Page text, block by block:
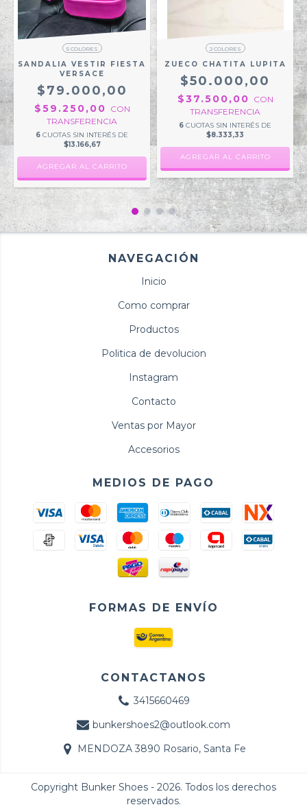
5 COLORES
SANDALIA VESTIR FIESTA
VERSACE
$79.000,00
$59.250,00 CON
TRANSFERENCIA
6 CUOTAS SIN INTERÉS DE
$13.166,67
AGREGAR AL CARRITO
2 COLORES
ZUECO CHATITA LUPITA
$50.000,00
$37.500,00 CON
TRANSFERENCIA
6 CUOTAS SIN INTERÉS DE
$8.333,33
AGREGAR AL CARRITO
NAVEGACIÓN
Inicio
Como comprar
Productos
Politica de devolucion
Instagram
Contacto
Ventas por Mayor
Accesorios
MEDIOS DE PAGO
FORMAS DE ENVÍO
CONTACTANOS
3415660469
bunkershoes2@outlook.com
MENDOZA 3890 Rosario, Santa Fe
Copyright Bunker Shoes - 2026. Todos los derechos
reservados.